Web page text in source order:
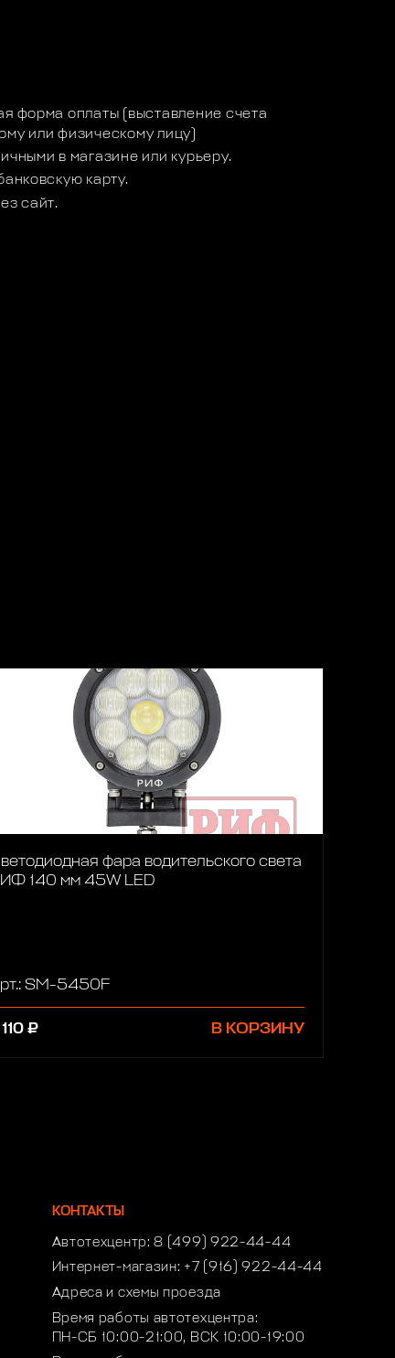
форма оплаты (выставление счета
или физическому лицу)
в магазине или курьеру.
карту.
сайт.
фара водительского света
140 мм 45W LED
SM-5450F
110 ₽ В КОРЗИНУ
КОНТАКТЫ
Автотехцентр:8 (499) 922-44-44
Интернет-магазин: +7 (916) 922-44-44
Адреса и схемы проезда
Время работы автотехцентра:
ПН-СБ 10:00-21:00, ВСК 10:00-19:00